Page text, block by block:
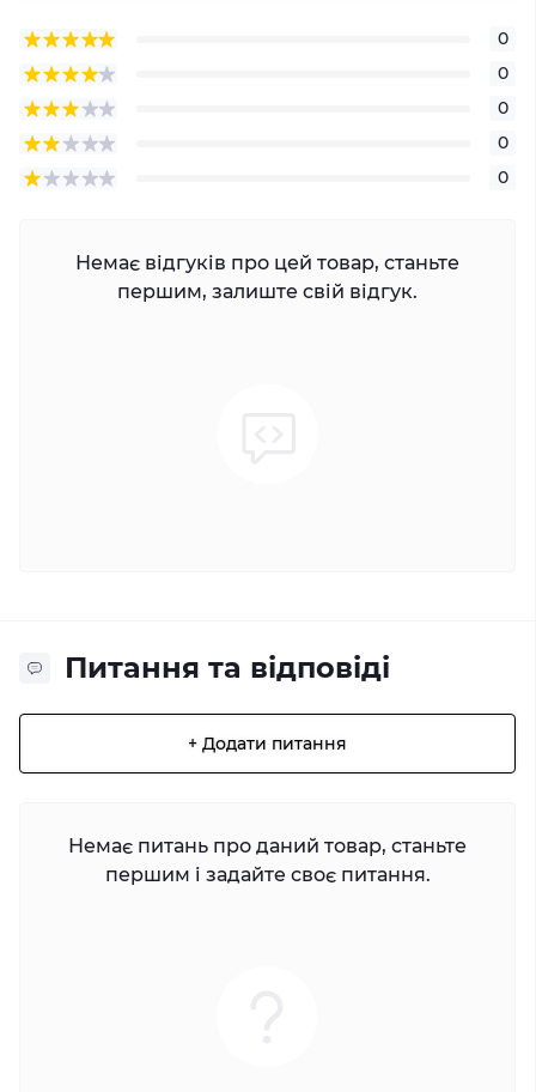
0
0
0
0
0
Немає відгуків про цей товар, станьте
першим, залиште свій відгук.
Питання та відповіді
+ Додати питання
Немає питань про даний товар, станьте
першим і задайте своє питання.